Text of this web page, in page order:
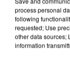
process personal
following
requested; Use
other data sources;
information